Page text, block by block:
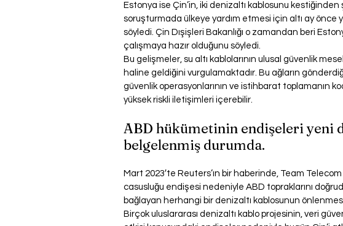
Estonya ise Çin’in, iki denizaltı kablosunu
soruşturmada ülkeye yardım etmesi için altı ay önce
söyledi. Çin Dışişleri Bakanlığı o zamandan beri
çalışmaya hazır olduğunu söyledi.
Bu gelişmeler, su altı kablolarının ulusal güvenlik
haline geldiğini vurgulamaktadır. Bu ağların
güvenlik operasyonlarının ve istihbarat toplamanın
yüksek riskli iletişimleri içerebilir.
ABD hükümetinin endişeleri yeni
belgelenmiş durumda.
Mart 2023′te Reuters’ın bir haberinde, Team
casusluğu endişesi nedeniyle ABD topraklarını
bağlayan herhangi bir denizaltı kablosunun önlenmesi
Birçok uluslararası denizaltı kablo projesinin, veri